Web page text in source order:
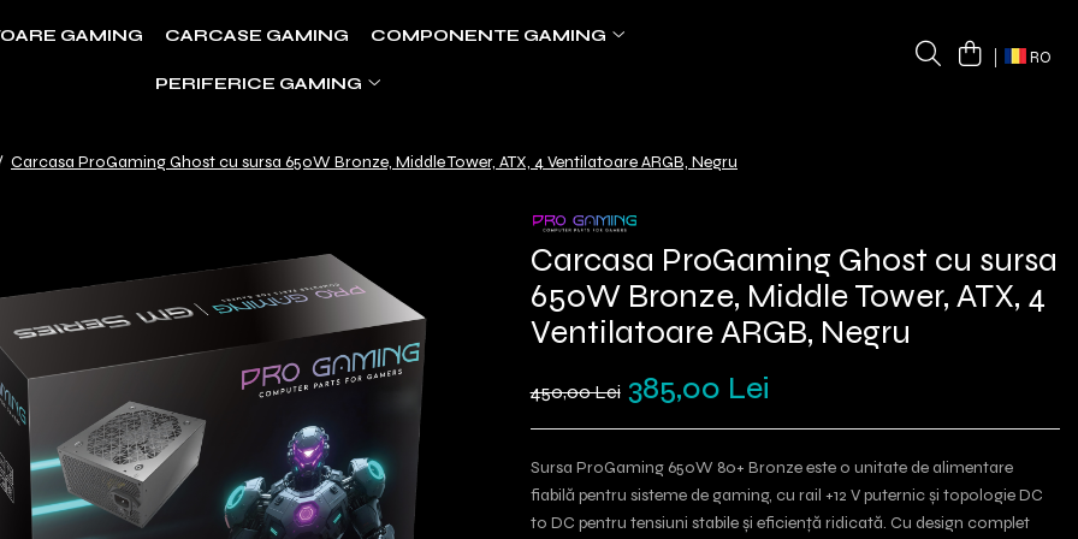
RO
GAMING CARCASE GAMING COMPONENTE GAMING
PERIFERICE GAMING
Carcasa ProGaming Ghost cu sursa 650W Bronze, Middle Tower, ATX, 4 Ventilatoare ARGB, Negru
Carcasa ProGaming Ghost cu sursa
650W Bronze, Middle Tower, ATX, 4
Ventilatoare ARGB, Negru
450,00 Lei 385,00 Lei
Sursa ProGaming 650W 80+ Bronze este o unitate de alimentare
fiabilă pentru sisteme de gaming, cu rail +12 V puternic și topologie DC
to DC pentru tensiuni stabile și eficiență ridicată. Cu design complet